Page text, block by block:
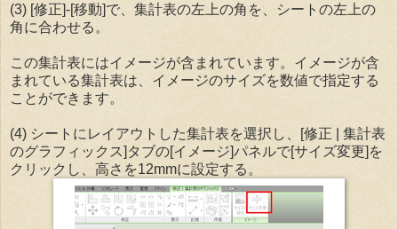
(3) [修正]-[移動]で、集計表の左上の角を、シートの左上の
角に合わせる。
この集計表にはイメージが含まれています。イメージが含
まれている集計表は、イメージのサイズを数値で指定する
ことができます。
(4) シートにレイアウトした集計表を選択し、[修正 | 集計表
のグラフィックス]タブの[イメージ]パネルで[サイズ変更]を
クリックし、高さを12mmに設定する。